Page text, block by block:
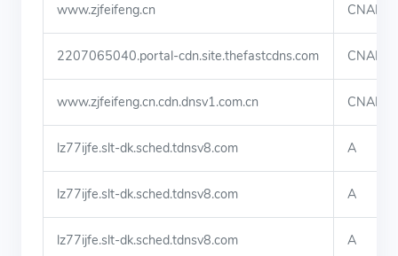
www.zjfeifeng.cn CNAME
2207065040.portal-cdn.site.thefastcdns.com CNAME
www.zjfeifeng.cn.cdn.dnsv1.com.cn CNAME
lz77ijfe.slt-dk.sched.tdnsv8.com A
lz77ijfe.slt-dk.sched.tdnsv8.com A
lz77ijfe.slt-dk.sched.tdnsv8.com A